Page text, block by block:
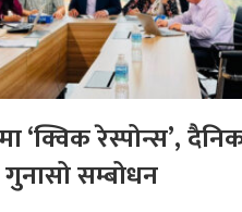
‘क्विक रेस्पोन्स’,
सम्बोधन